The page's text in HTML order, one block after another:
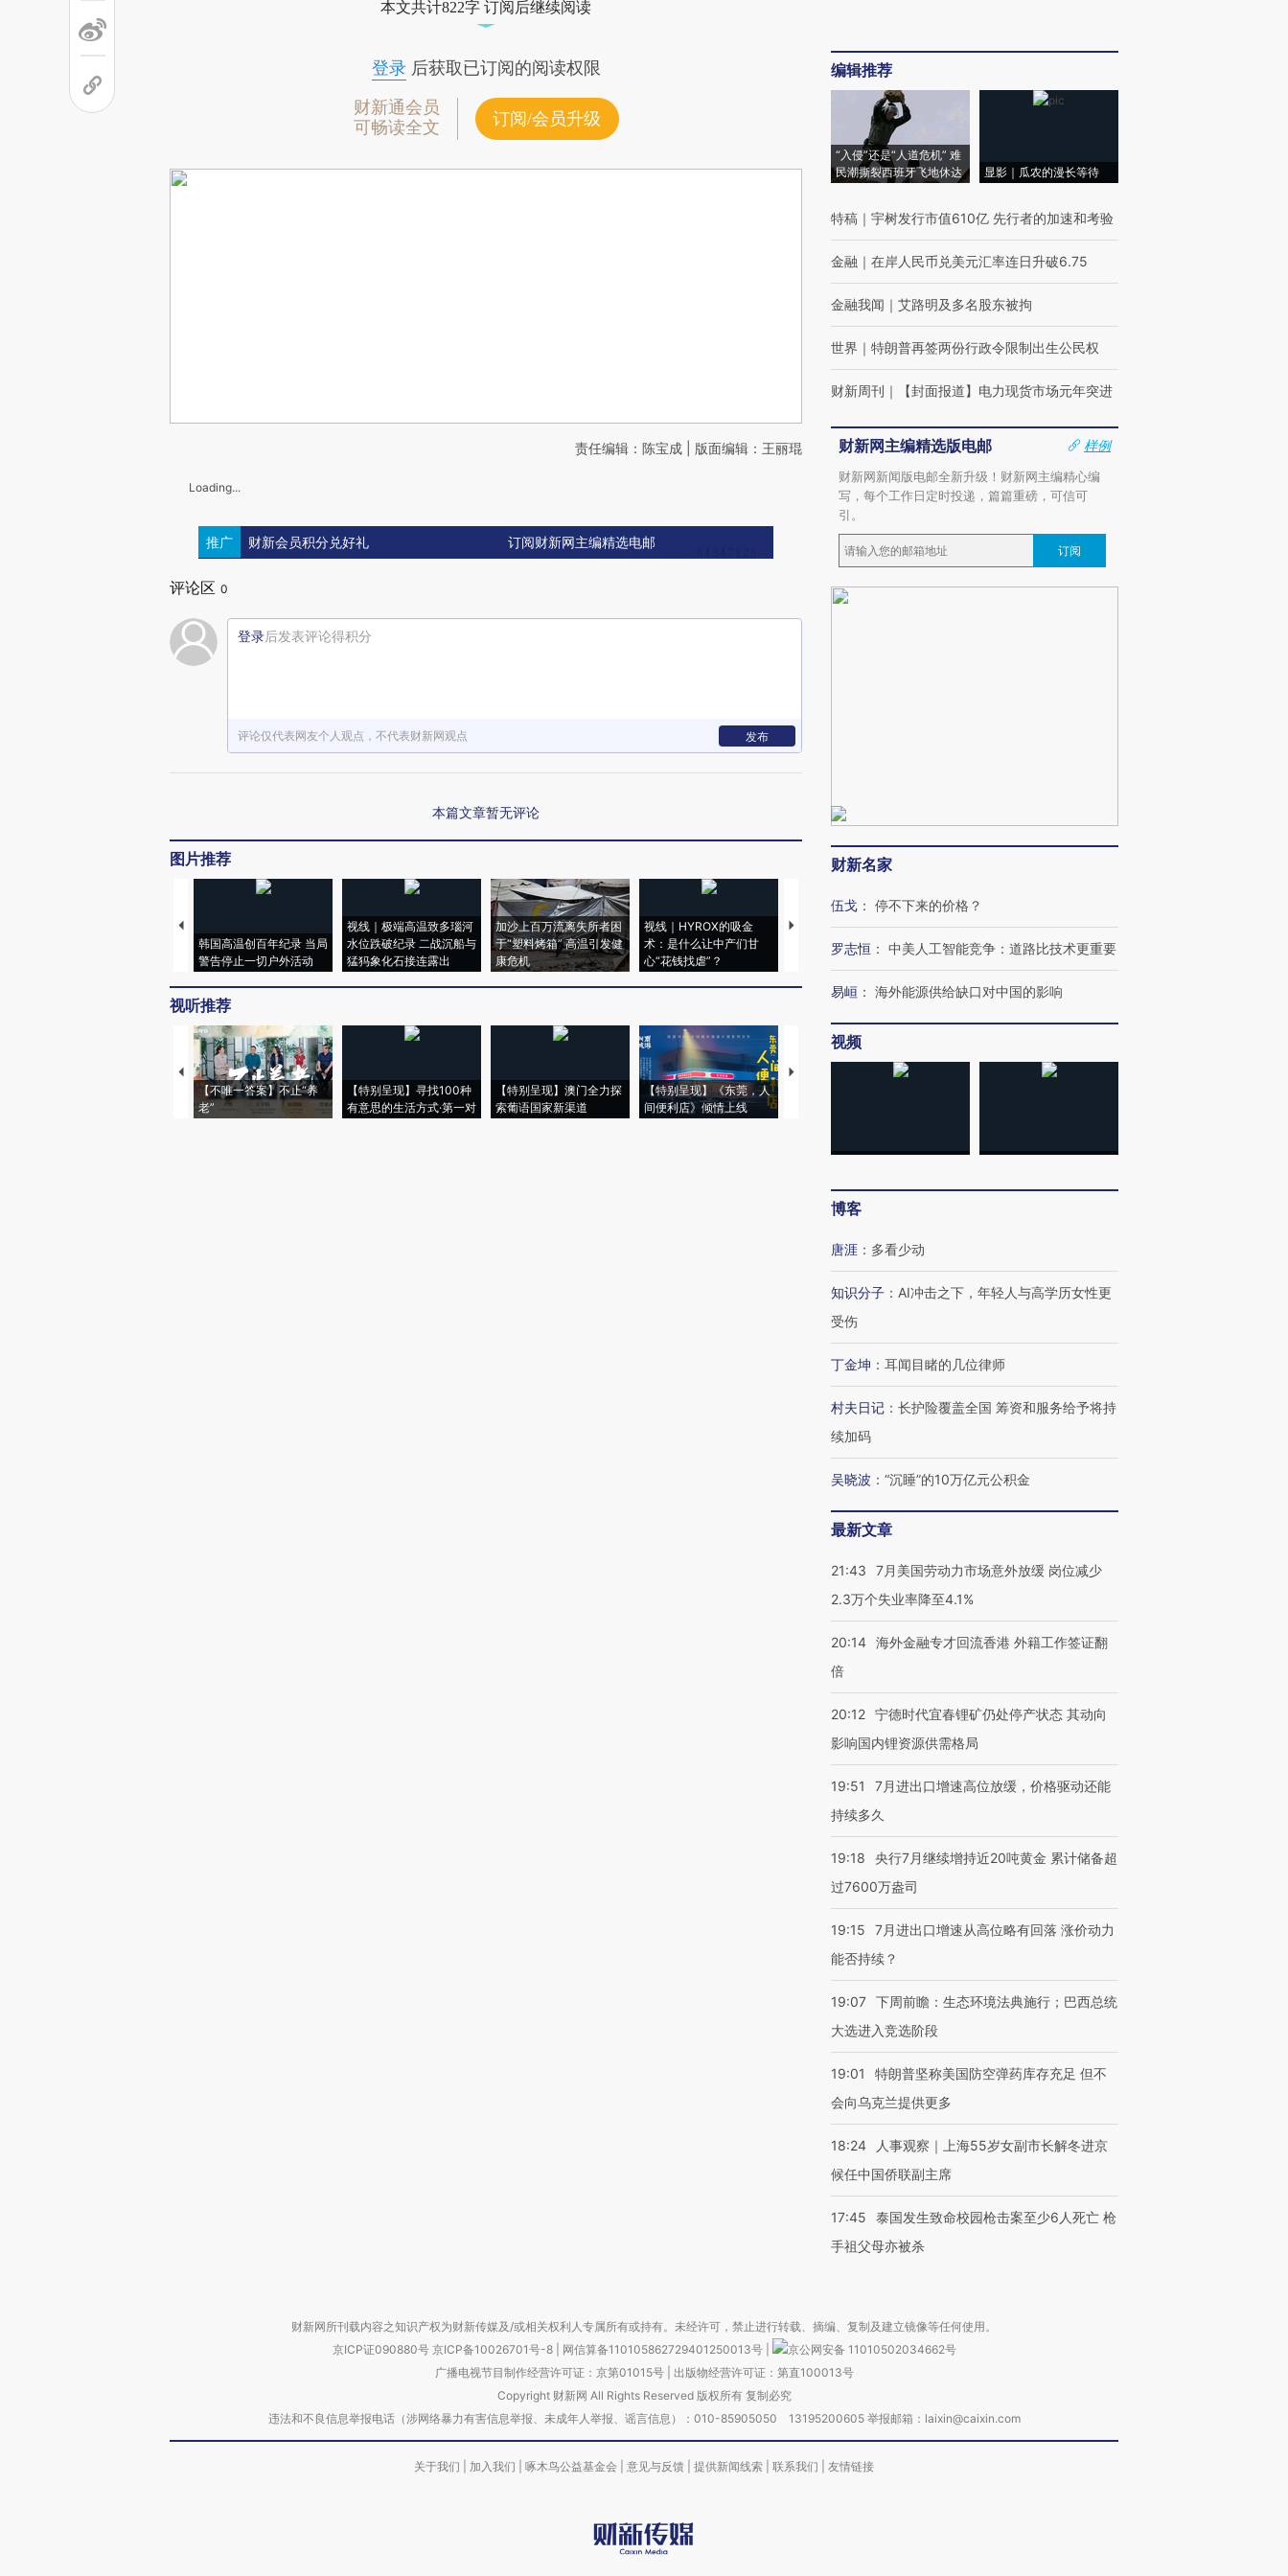
本文共计822字 订阅后继续阅读
登录后获取已订阅的阅读权限
财新通会员
可畅读全文
订阅/会员升级
责任编辑：陈宝成 | 版面编辑：王丽琨
Loading...
推广 财新会员积分兑好礼 订阅财新网主编精选电邮
评论区 0
登录后发表评论得积分
评论仅代表网友个人观点，不代表财新网观点 发布
本篇文章暂无评论
图片推荐
韩国高温创百年纪录 当局
警告停止一切户外活动
视线｜极端高温致多瑙河
水位跌破纪录 二战沉船与
猛犸象化石接连露出
加沙上百万流离失所者困
于“塑料烤箱” 高温引发健
康危机
视线｜HYROX的吸金
术：是什么让中产们甘
心“花钱找虐”？
马航飞行员跨国走私7万
粒摇头丸 尿检体内含3种
视线｜被称为“蟑螂”的印
度Z世代 用街头抗争将教
视线｜“入侵”还是“人道危
机”？难民潮撕裂西班牙
视听推荐
【不唯一答案】不止“养
老”
【特别呈现】寻找100种
有意思的生活方式·第一对
【特别呈现】澳门全力探
索葡语国家新渠道
【特别呈现】《东莞，人
间便利店》倾情上线
【推广】走进第四届链博
编辑推荐
“入侵”还是“人道危机” 难
民潮撕裂西班牙飞地休达
显影｜瓜农的漫长等待
特稿 ｜ 宇树发行市值610亿 先行者的加速和考验
金融 ｜ 在岸人民币兑美元汇率连日升破6.75
金融我闻 ｜ 艾路明及多名股东被拘
世界 ｜ 特朗普再签两份行政令限制出生公民权
财新周刊 ｜ 【封面报道】电力现货市场元年突进
财新网主编精选版电邮
样例
财新网新闻版电邮全新升级！财新网主编精心编
写，每个工作日定时投递，篇篇重磅，可信可
引。
订阅
财新名家
伍戈 ： 停不下来的价格？
罗志恒 ： 中美人工智能竞争：道路比技术更重要
易峘 ： 海外能源供给缺口对中国的影响
视频
博客
唐涯 ： 多看少动
知识分子 ： AI冲击之下，年轻人与高学历女性更
受伤
丁金坤 ： 耳闻目睹的几位律师
村夫日记 ： 长护险覆盖全国 筹资和服务给予将持
续加码
吴晓波 ： “沉睡”的10万亿元公积金
最新文章
21:43
7月美国劳动力市场意外放缓 岗位减少
2.3万个失业率降至4.1%
20:14 海外金融专才回流香港 外籍工作签证翻
倍
20:12 宁德时代宜春锂矿仍处停产状态 其动向
影响国内锂资源供需格局
19:51
7月进出口增速高位放缓，价格驱动还能
持续多久
19:18
央行7月继续增持近20吨黄金 累计储备超
过7600万盎司
19:15
7月进出口增速从高位略有回落 涨价动力
能否持续？
19:07 下周前瞻：生态环境法典施行；巴西总统
大选进入竞选阶段
19:01
特朗普坚称美国防空弹药库存充足 但不
会向乌克兰提供更多
18:24
人事观察｜上海55岁女副市长解冬进京
候任中国侨联副主席
17:45
泰国发生致命校园枪击案至少6人死亡 枪
手祖父母亦被杀
财新网所刊载内容之知识产权为财新传媒及/或相关权利人专属所有或持有。未经许可，禁止进行转载、摘编、复制及建立镜像等任何使用。
京ICP证090880号 京ICP备10026701号-8 网信算备110105862729401250013号
京公网安备 11010502034662号
广播电视节目制作经营许可证：京第01015号| 出版物经营许可证：第直100013号
Copyright 财新网 All Rights Reserved 版权所有 复制必究
违法和不良信息举报电话（涉网络暴力有害信息举报、未成年人举报、谣言信息）：010-85905050 13195200605 举报邮箱：laixin@caixin.com
关于我们 加入我们 啄木鸟公益基金会 意见与反馈 提供新闻线索 联系我们 友情链接